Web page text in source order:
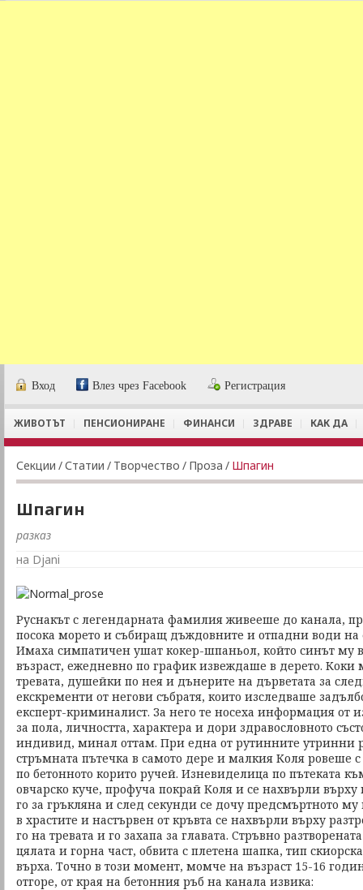
Вход Влез чрез Facebook Регистрация
ЖИВОТЪТ ПЕНСИОНИРАНЕ ФИНАНСИ ЗДРАВЕ КАК ДА
Секции /Статии / Творчество / Проза / Шпагин
Шпагин
разказ
на Djani
Руснакът с легендарната фамилия живееше до канала,
посока морето и събиращ дъждовните и отпадни води на
Имаха симпатичен ушат кокер-шпаньол, който синът му
възраст, ежедневно по график извеждаше в дерето. Коки
тревата, душейки по нея и дънерите на дърветата за
екскременти от негови събратя, които изследваше
експерт-криминалист. За него те носеха информация от
за пола, личността, характера и дори здравословното
индивид, минал оттам. При една от рутинните утринни
стръмната пътечка в самото дере и малкия Коля ровеше
по бетонното корито ручей. Изневиделица по пътеката
овчарско куче, профуча покрай Коля и се нахвърли
го за гръкляна и след секунди се дочу предсмъртното
в храстите и настървен от кръвта се нахвърли върху
го на тревата и го захапа за главата. Стръвно
цялата и горна част, обвита с плетена шапка, тип
върха. Точно в този момент, момче на възраст 15-16
отгоре, от края на бетонния ръб на канала извика: